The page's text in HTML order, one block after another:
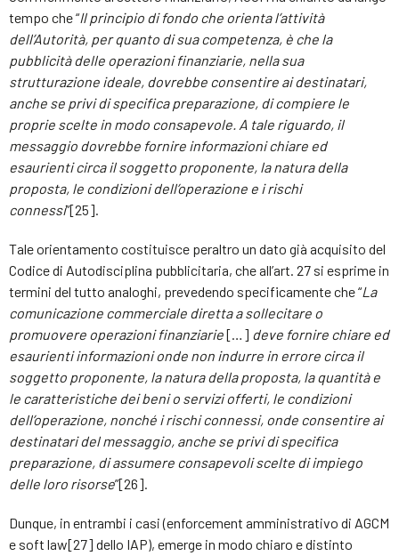
tempo che “Il principio di fondo che orienta l’attività
dell’Autorità, per quanto di sua competenza, è che la
pubblicità delle operazioni finanziarie, nella sua
strutturazione ideale, dovrebbe consentire ai destinatari,
anche se privi di specifica preparazione, di compiere le
proprie scelte in modo consapevole. A tale riguardo, il
messaggio dovrebbe fornire informazioni chiare ed
esaurienti circa il soggetto proponente, la natura della
proposta, le condizioni dell’operazione e i rischi
connessi”[25].
Tale orientamento costituisce peraltro un dato già acquisito del
Codice di Autodisciplina pubblicitaria, che all’art. 27 si esprime in
termini del tutto analoghi, prevedendo specificamente che “La
comunicazione commerciale diretta a sollecitare o
promuovere operazioni finanziarie[…] deve fornire chiare ed
esaurienti informazioni onde non indurre in errore circa il
soggetto proponente, la natura della proposta, la quantità e
le caratteristiche dei beni o servizi offerti, le condizioni
dell’operazione, nonché i rischi connessi, onde consentire ai
destinatari del messaggio, anche se privi di specifica
preparazione, di assumere consapevoli scelte di impiego
delle loro risorse”[26].
Dunque, in entrambi i casi (enforcement amministrativo di AGCM
e soft law[27] dello IAP), emerge in modo chiaro e distinto